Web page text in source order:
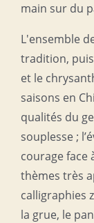
main sur du
L'ensemble
tradition,
et le
saisons en
qualités du
souplesse ;
courage face
thèmes très
calligraphies
la grue, le